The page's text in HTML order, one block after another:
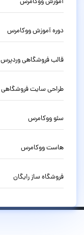
دوره آموزش ووکامرس
قالب فروشگاهی وردپرس
طراحی سایت فروشگاهی
سئو ووکامرس
هاست ووکامرس
فروشگاه ساز رایگان